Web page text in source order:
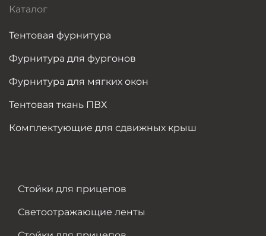
Каталог
Тентовая фурнитура
Фурнитура для фургонов
Фурнитура для мягких окон
Тентовая ткань ПВХ
Комплектующие для сдвижных крыш
Стойки для прицепов
Светоотражающие ленты